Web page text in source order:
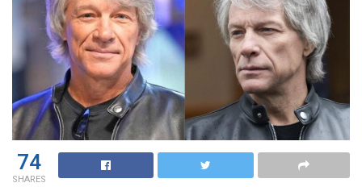
74
SHARES